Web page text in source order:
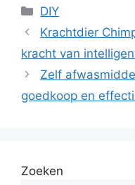
Categorieën
DIY
Krachtdier
kracht van
Zelf
goedkoop en
Zoeken